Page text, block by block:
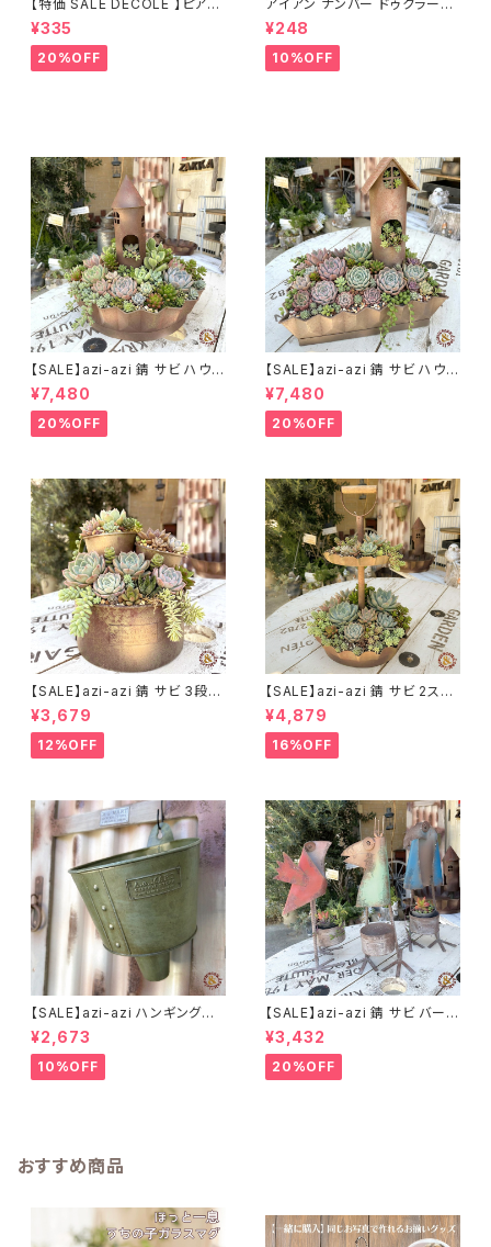
【特価 SALE DECOLE 】ピアス
イヤリング収納 デコレ Mien ピ
アスホルダー ピアスコーン / イ
ンテリア
¥335
20%OFF
アイアン ナンバー ドゥクラージ
ュ DIY 数字 オブジェ
¥248
10%OFF
【SALE】azi-azi 錆 サビ ハウス
プランター ラウンド 訳あり 特価
送料無料
¥7,480
20%OFF
【SALE】azi-azi 錆 サビ ハウス
プランター スクエア 訳あり 特
価 送料無料
¥7,480
20%OFF
【SALE】azi-azi 錆 サビ 3段シ
ャビー プランター
¥3,679
12%OFF
【SALE】azi-azi 錆 サビ 2ステ
ップ プランター
¥4,879
16%OFF
【SALE】azi-azi ハンギングブ
リキ漏斗プランターB
¥2,673
10%OFF
【SALE】azi-azi 錆 サビ バード
メタルプランター
¥3,432
20%OFF
おすすめ商品